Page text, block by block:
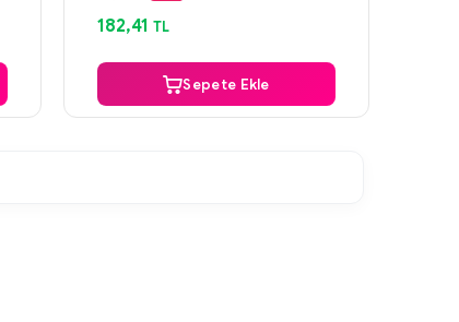
182,41 TL
Sepete Ekle